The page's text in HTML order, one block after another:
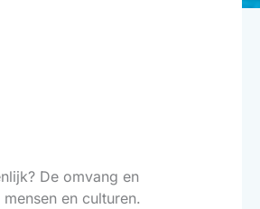
De omvang en
en culturen.